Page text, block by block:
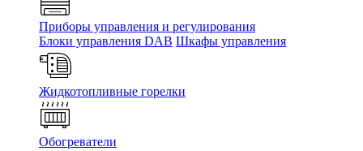
Приборы управления и регулирования
Блоки управления DAB Шкафы управления
Жидкотопливные горелки
Обогреватели